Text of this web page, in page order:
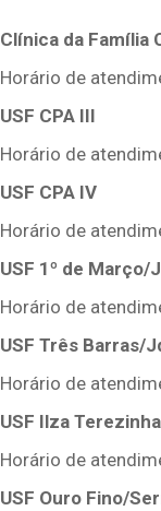
Clínica da Família
Horário de
USF CPA III
Horário de
USF CPA IV
Horário de
USF 1º de
Horário de
USF Três Barras/
Horário de
USF Ilza
Horário de
USF Ouro Fino/